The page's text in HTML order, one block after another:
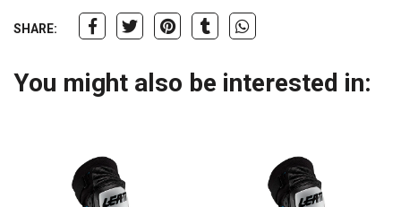
SHARE:
You might also be interested in: